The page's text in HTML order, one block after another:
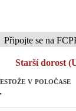
se na FCPK
Starší dorost
v poločase